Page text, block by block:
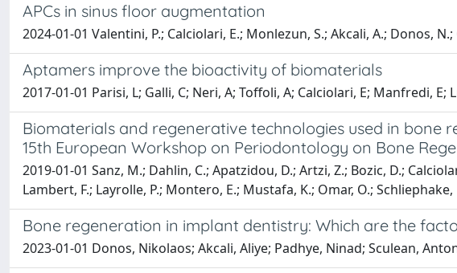
APCs in sinus floor augmentation
2024-01-01 Valentini, P.; Calciolari, E.; Monlezun, S.; Akcali, A.; Donos,
Aptamers improve the bioactivity of biomaterials
2017-01-01 Parisi, L; Galli, C; Neri, A; Toffoli, A; Calciolari, E; Manfredi,
Biomaterials and regenerative technologies used in
15th European Workshop on Periodontology on Bone
2019-01-01 Sanz, M.; Dahlin, C.; Apatzidou, D.; Artzi, Z.; Bozic, D.;
Lambert, F.; Layrolle, P.; Montero, E.; Mustafa, K.; Omar, O.; Schliephake,
Bone regeneration in implant dentistry: Which are the
2023-01-01 Donos, Nikolaos; Akcali, Aliye; Padhye, Ninad; Sculean,